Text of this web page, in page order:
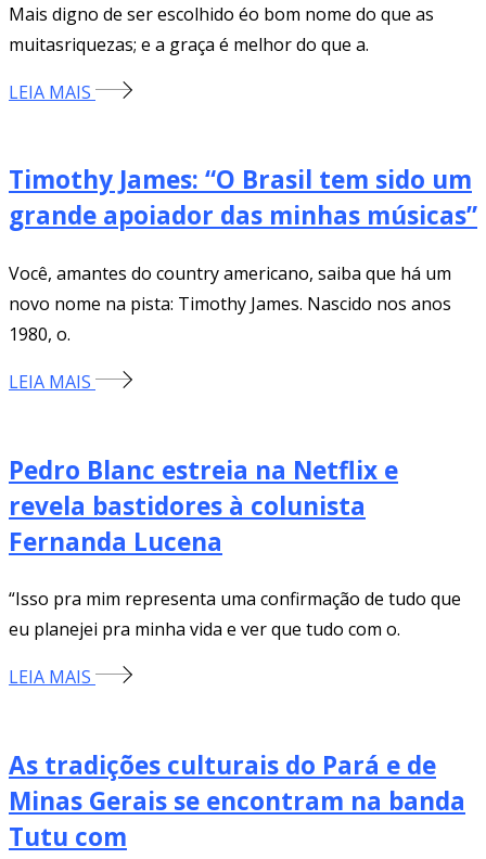
Mais digno de ser escolhido éo bom nome do que as
muitasriquezas; e a graça é melhor do que a.
LEIA MAIS
Timothy James: “O Brasil tem sido um
grande apoiador das minhas músicas”
Você, amantes do country americano, saiba que há um
novo nome na pista: Timothy James. Nascido nos anos
1980, o.
LEIA MAIS
Pedro Blanc estreia na Netflix e
revela bastidores à colunista
Fernanda Lucena
“Isso pra mim representa uma confirmação de tudo que
eu planejei pra minha vida e ver que tudo com o.
LEIA MAIS
As tradições culturais do Pará e de
Minas Gerais se encontram na banda
Tutu com